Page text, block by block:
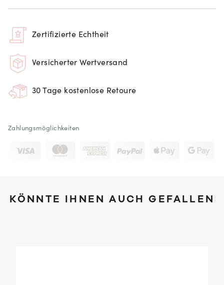
Zertifizierte Echtheit
Versicherter Wertversand
30 Tage kostenlose Retoure
Zahlungsmöglichkeiten
KÖNNTE IHNEN AUCH GEFALLEN